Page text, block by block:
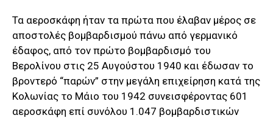
Τα αεροσκάφη ήταν τα πρώτα που έλαβαν μέρος σε
αποστολές βομβαρδισμού πάνω από γερμανικό
έδαφος, από τον πρώτο βομβαρδισμό του
Βερολίνου στις 25 Αυγούστου 1940 και έδωσαν το
βροντερό “παρών” στην μεγάλη επιχείρηση κατά της
Κολωνίας το Μάιο του 1942 συνεισφέροντας 601
αεροσκάφη επί συνόλου 1.047 βομβαρδιστικών